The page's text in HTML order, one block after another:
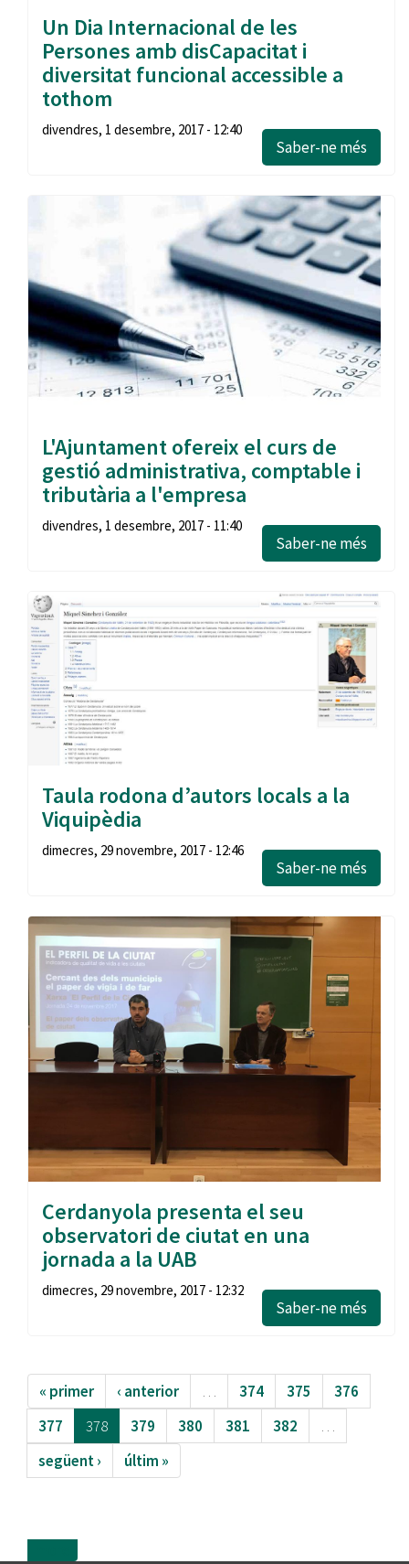
Un Dia Internacional de les
Persones amb disCapacitat i
diversitat funcional accessible a
tothom
divendres, 1 desembre, 2017 - 12:40
Saber-ne més
L'Ajuntament ofereix el curs de
gestió administrativa, comptable i
tributària a l'empresa
divendres, 1 desembre, 2017 - 11:40
Saber-ne més
Taula rodona d’autors locals a la
Viquipèdia
dimecres, 29 novembre, 2017 - 12:46
Saber-ne més
Cerdanyola presenta el seu
observatori de ciutat en una
jornada a la UAB
dimecres, 29 novembre, 2017 - 12:32
Saber-ne més
« primer ‹ anterior … 374 375
376
377
378 379 380 381 382
…
següent ›
últim »